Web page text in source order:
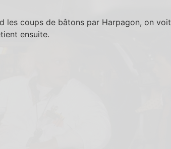
les coups de bâtons par Harpagon, on voit
ensuite.